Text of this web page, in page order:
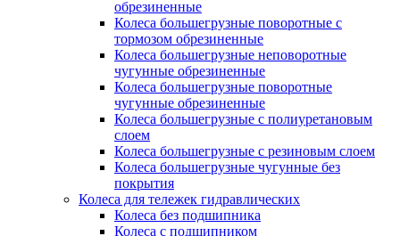
обрезиненные
Колеса большегрузные поворотные с
тормозом обрезиненные
Колеса большегрузные неповоротные
чугунные обрезиненные
Колеса большегрузные поворотные
чугунные обрезиненные
Колеса большегрузные с полиуретановым
слоем
Колеса большегрузные с резиновым слоем
Колеса большегрузные чугунные без
покрытия
Колеса для тележек гидравлических
Колеса без подшипника
Колеса с подшипником